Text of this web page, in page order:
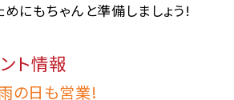
にもちゃんと準備しましょう!
ト情報
の日も営業!